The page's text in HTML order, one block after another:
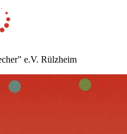
e.V. Rülzheim